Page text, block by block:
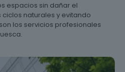
espacios sin dañar el
naturales y evitando
los servicios profesionales